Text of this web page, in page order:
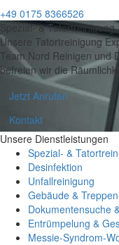
+49 0175 8366526
Spezial- &
Unsere Tatortreinigung
Team Nord Reinigen und
befreien wir die
Jetzt Anrufen
Kontakt
Unsere Dienstleistungen
Spezial- &
Desinfektion
Unfallreinigung
Gebäude &
Dokumentensuche
Entrümpelung &
Messie-Syndrom-